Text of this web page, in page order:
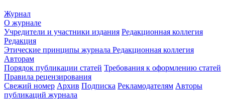
Журнал
О журнале
Учредители и участники издания Редакционная коллегия
Редакция
Этические принципы журнала Редакционная коллегия
Авторам
Порядок публикации статей Требования к оформлению статей
Правила рецензирования
Свежий номер Архив Подписка Рекламодателям Авторы
публикаций журнала